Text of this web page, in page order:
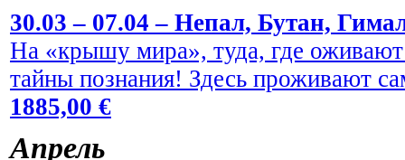
30.03 – 07.04 – Непал, Бутан,
На «крышу мира», туда, где
тайны познания! Здесь проживают
1885,00 €
Aпрель